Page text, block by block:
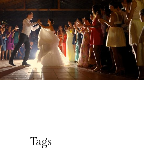
Tags